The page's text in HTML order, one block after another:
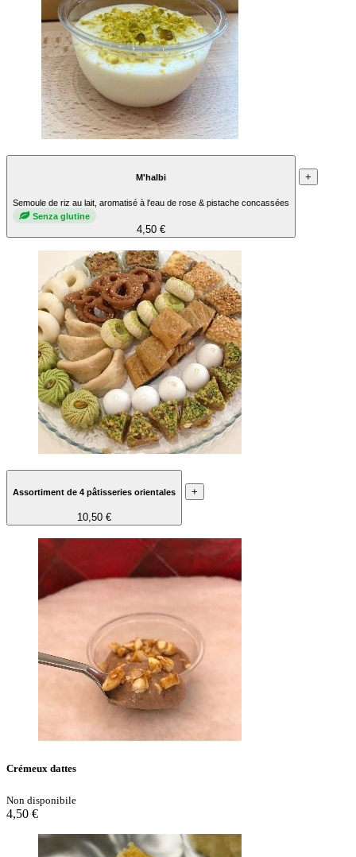
M'halbi
Semoule de riz au lait, aromatisé à l'eau de rose & pistache concassées
Senza glutine
4,50 €
+
Assortiment de 4 pâtisseries orientales
10,50 €
+
Crémeux dattes
Non disponibile
4,50 €